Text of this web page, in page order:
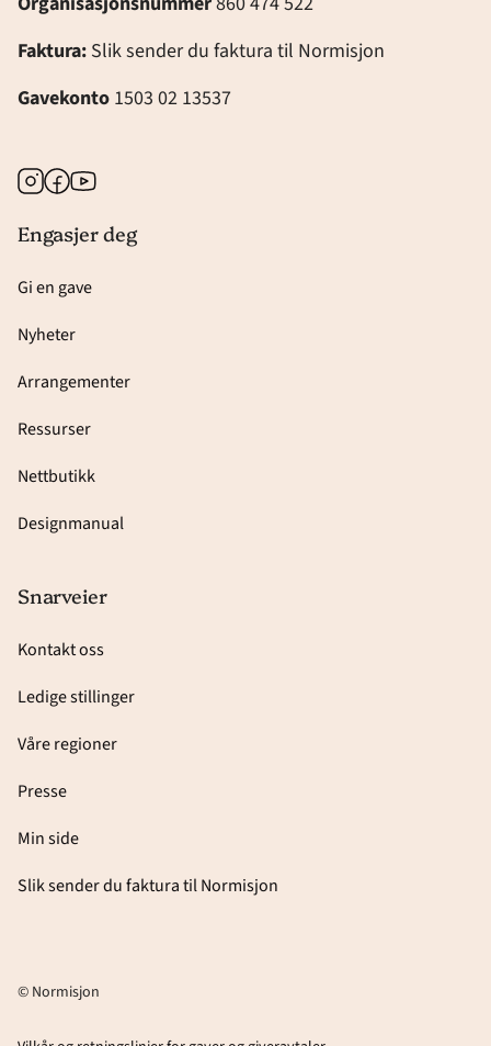
Faktura: Slik sender du faktura til Normisjon
Gavekonto 1503 02 13537
Instagram
Facebook
Youtube
Engasjer deg
Gi en gave
Nyheter
Arrangementer
Ressurser
Nettbutikk
Designmanual
Snarveier
Kontakt oss
Ledige stillinger
Våre regioner
Presse
Min side
Slik sender du faktura til Normisjon
© Normisjon